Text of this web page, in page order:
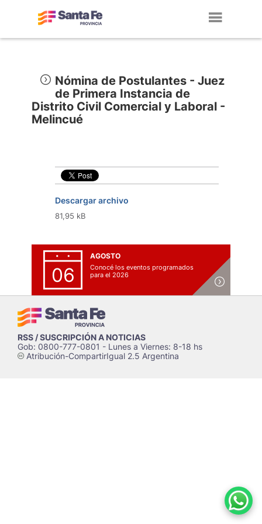
Nómina de Postulantes - Juez
de Primera Instancia de
Distrito Civil Comercial y Laboral -
Melincué
Descargar archivo
81,95 kB
06
AGOSTO
Conocé los eventos programados
para el 2026
RSS / SUSCRIPCIÓN A NOTICIAS
Gob: 0800-777-0801 - Lunes a Viernes: 8-18 hs
cAtribución-CompartirIgual 2.5 Argentina